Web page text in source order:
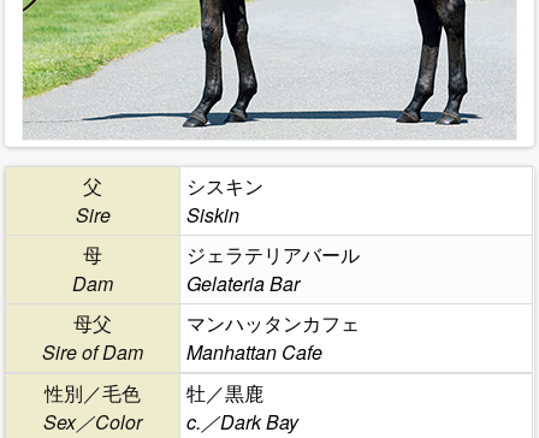
父
Sire
シスキン
Siskin
母
Dam
ジェラテリアバール
Gelateria Bar
母父
Sire of Dam
マンハッタンカフェ
Manhattan Cafe
性別／毛色
Sex／Color
牡／黒鹿
c.／Dark Bay